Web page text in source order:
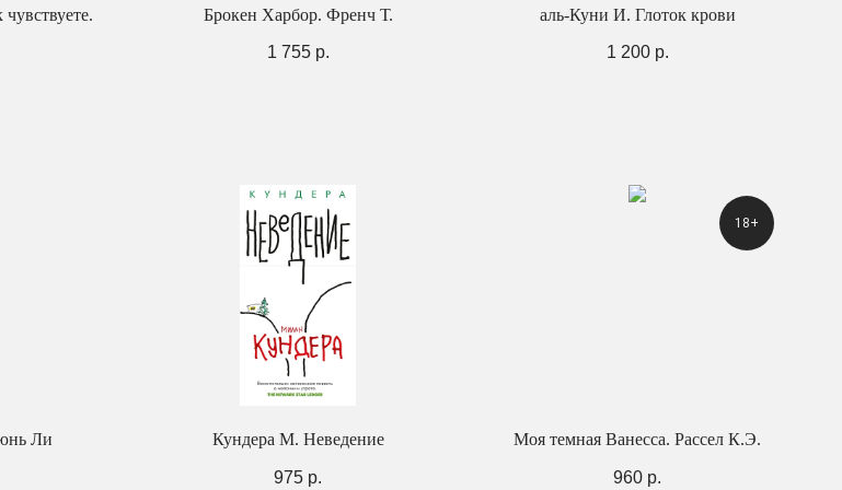
Брокен Харбор. Френч Т.
1 755 р.
аль-Куни И. Глоток крови
1 200 р.
Ли Кундера М. Неведение
975 р.
18+
Моя темная Ванесса. Рассел К.Э.
960 р.